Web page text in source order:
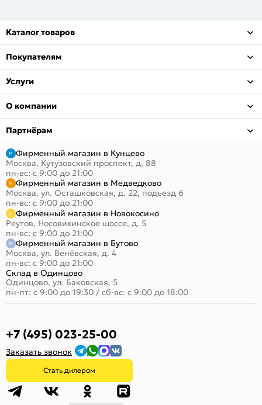
Каталог товаров
Покупателям
Услуги
О компании
Партнёрам
Фирменный магазин в Кунцево
Москва, Кутузовский проспект, д. 88
пн-вс: с 9:00 до 21:00
Фирменный магазин в Медведково
Москва, ул. Осташковская, д. 22, подъезд 6
пн-вс: с 9:00 до 21:00
Фирменный магазин в Новокосино
Реутов, Носовихинское шоссе, д. 5
пн-вс: с 9:00 до 21:00
Фирменный магазин в Бутово
Москва, ул. Венёвская, д. 4
пн-вс: с 9:00 до 21:00
Склад в Одинцово
Одинцово, ул. Баковская, 5
пн-пт: с 9:00 до 19:30 / сб-вс: с 9:00 до 18:00
+7 (495) 023-25-00
Заказать звонок
Стать дилером